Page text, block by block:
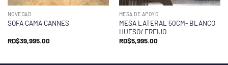
NOVEDAD
SOFA CAMA CANNES
RD$39,995.00
MESA DE APOYO
MESA LATERAL 50CM- BLANCO
HUESO/ FREIJO
RD$5,995.00